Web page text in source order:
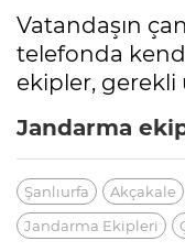
Vatandaşın
telefonda
ekipler, gerekli
Jandarma
Şanlıurfa Akçakale
Jandarma Ekipleri